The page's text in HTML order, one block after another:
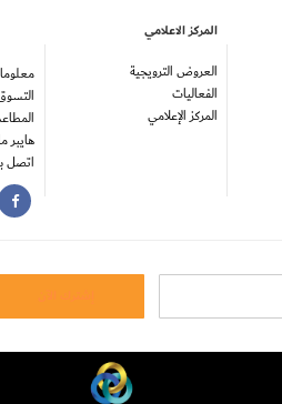
المركز الاعلامي
العروض الترويجية
الفعاليات
المركز الإعلامي
هايبر
اتصل